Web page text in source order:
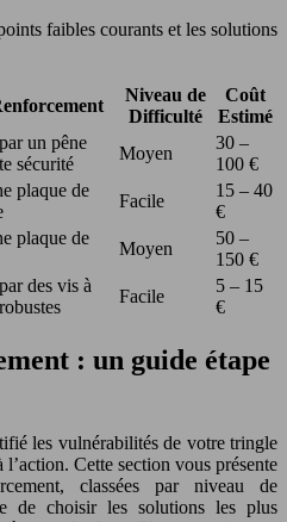
faibles courants et les solutions
Niveau de
Difficulté
Coût
Estimé
un pêne
sécurité
Moyen
30 –
100 €
plaque de
Facile
15 – 40
€
plaque de
Moyen
50 –
150 €
des vis à
Facile
5 – 15
€
: un guide étape
les vulnérabilités de votre tringle
l’action. Cette section vous présente
classées par niveau de
de choisir les solutions les plus